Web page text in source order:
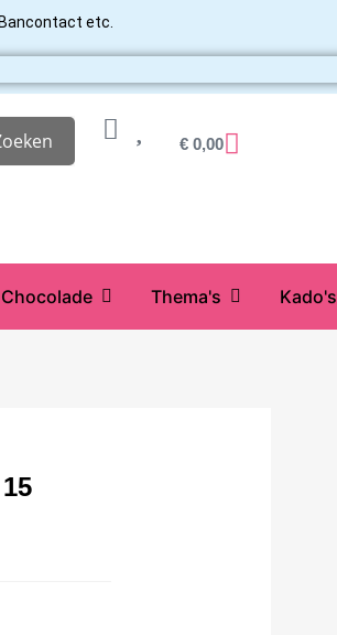
etc.
€ 0,00
Chocolade Thema's Kado's